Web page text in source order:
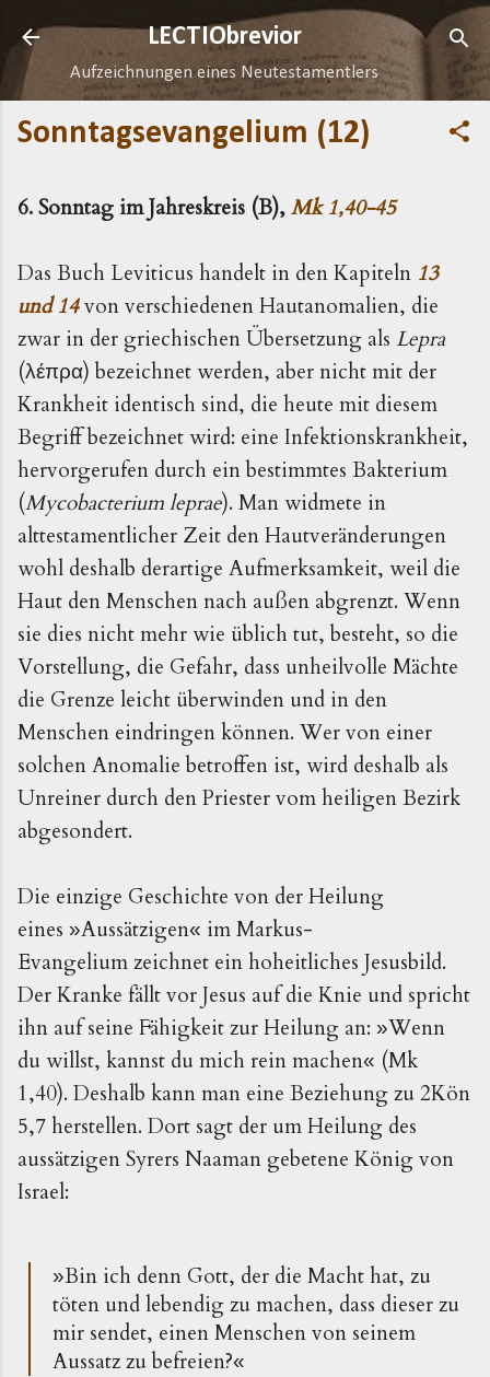
Direkt zum Hauptbereich
LECTIObrevior
Aufzeichnungen eines Neutestamentlers
Sonntagsevangelium (12)
6. Sonntag im Jahreskreis (B),Mk 1,40-45
Das Buch Leviticus handelt in den Kapiteln 13
und 14von verschiedenen Hautanomalien, die
zwar in der griechischen Übersetzung als Lepra
(λέπρα) bezeichnet werden, aber nicht mit der
Krankheit identisch sind, die heute mit diesem
Begriff bezeichnet wird: eine Infektionskrankheit,
hervorgerufen durch ein bestimmtes Bakterium
(Mycobacterium leprae). Man widmete in
alttestamentlicher Zeit den Hautveränderungen
wohl deshalb derartige Aufmerksamkeit, weil die
Haut den Menschen nach außen abgrenzt. Wenn
sie dies nicht mehr wie üblich tut, besteht, so die
Vorstellung, die Gefahr, dass unheilvolle Mächte
die Grenze leicht überwinden und in den
Menschen eindringen können. Wer von einer
solchen Anomalie betroffen ist, wird deshalb als
Unreiner durch den Priester vom heiligen Bezirk
abgesondert.
Die einzige Geschichte von der Heilung
eines »Aussätzigen« im Markus-
Evangelium zeichnet ein hoheitliches Jesusbild.
Der Kranke fällt vor Jesus auf die Knie und spricht
ihn auf seine Fähigkeit zur Heilung an: »Wenn
du willst, kannst du mich rein machen« (Mk
1,40). Deshalb kann man eine Beziehung zu 2Kön
5,7 herstellen. Dort sagt der um Heilung des
aussätzigen Syrers Naaman gebetene König von
Israel:
»Bin ich denn Gott, der die Macht hat, zu
töten und lebendig zu machen, dass dieser zu
mir sendet, einen Menschen von seinem
Aussatz zu befreien?«